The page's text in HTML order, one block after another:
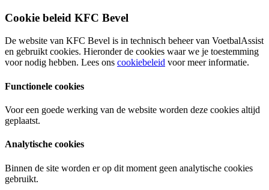
Cookie beleid KFC Bevel
De website van KFC Bevel is in technisch beheer van VoetbalAssist
en gebruikt cookies. Hieronder de cookies waar we je toestemming
voor nodig hebben. Lees ons cookiebeleid voor meer informatie.
Functionele cookies
Voor een goede werking van de website worden deze cookies altijd
geplaatst.
Analytische cookies
Binnen de site worden er op dit moment geen analytische cookies
gebruikt.